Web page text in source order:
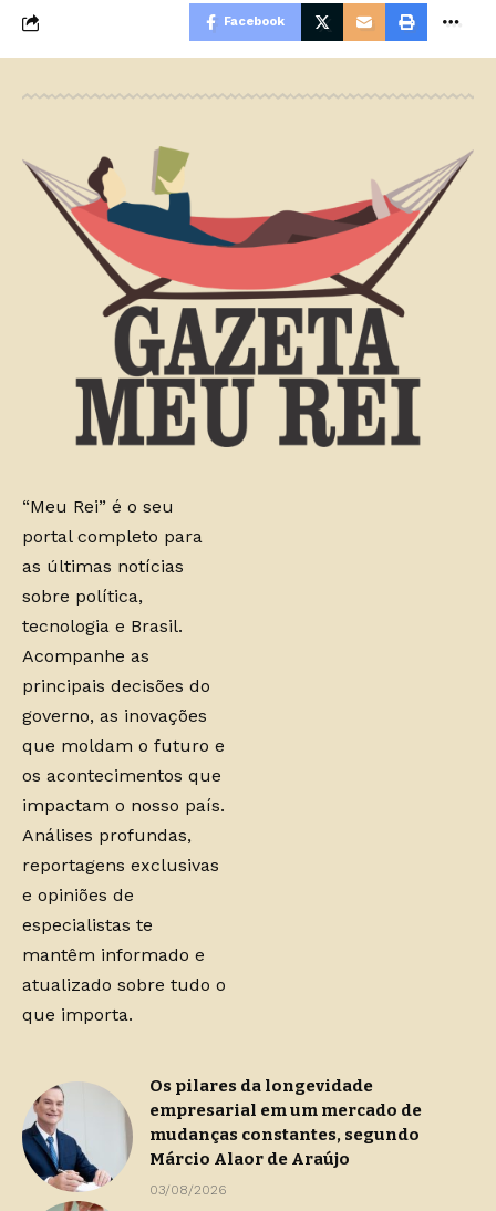
Facebook
“Meu Rei” é o seu
portal completo para
as últimas notícias
sobre política,
tecnologia e Brasil.
Acompanhe as
principais decisões do
governo, as inovações
que moldam o futuro e
os acontecimentos que
impactam o nosso país.
Análises profundas,
reportagens exclusivas
e opiniões de
especialistas te
mantêm informado e
atualizado sobre tudo o
que importa.
Os pilares da longevidade
empresarial em um mercado de
mudanças constantes, segundo
Márcio Alaor de Araújo
03/08/2026